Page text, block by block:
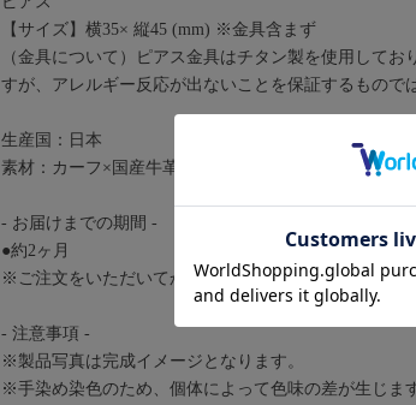
【サイズ】横35× 縦45 (mm) ※金具含まず
（金具について）ピアス金具はチタン製を使用して
すが、アレルギー反応が出ないことを保証するもので
生産国：日本
素材：カーフ×国産牛革
- お届けまでの期間 -
●約2ヶ月
※ご注文をいただいてから製作いたします。
- 注意事項 -
※製品写真は完成イメージとなります。
※手染め染色のため、個体によって色味の差が生じま